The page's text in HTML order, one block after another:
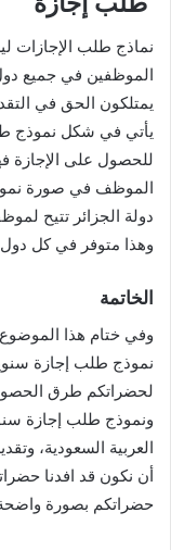
نماذج طلب الإجازات
الموظفين في جميع
يمتلكون الحق في
يأتي في شكل نموذج
للحصول على الإجازة
وهذا متوفر في كل دول
الخاتمة
وفي ختام هذا
نموذج طلب إجازة
العربية السعودية،
أن نكون قد افدنا
حضراتكم بصورة